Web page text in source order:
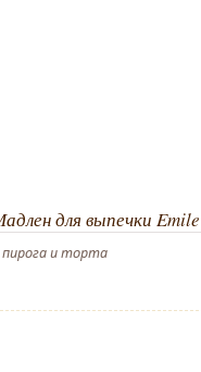
для выпечки
пирога и торта